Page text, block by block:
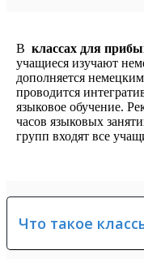
В классах для
учащиеся изучают
дополняется
проводится
языковое обучение.
часов языковых
групп входят все
Что такое